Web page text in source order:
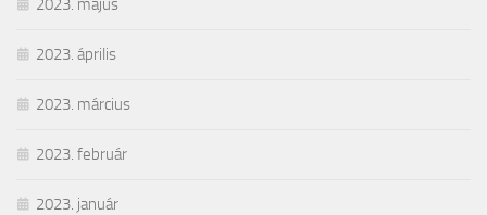
2023. május
2023. április
2023. március
2023. február
2023. január